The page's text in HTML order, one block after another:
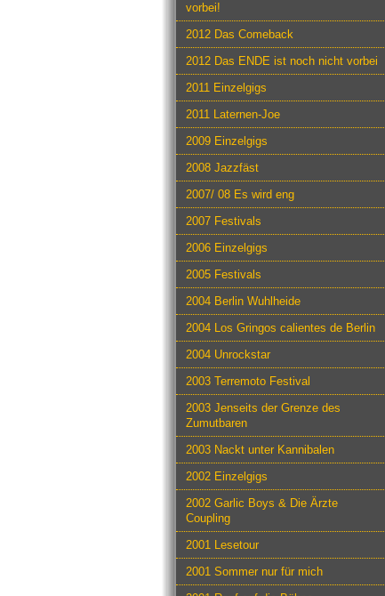
vorbei!
2012 Das Comeback
2012 Das ENDE ist noch nicht vorbei
2011 Einzelgigs
2011 Laternen-Joe
2009 Einzelgigs
2008 Jazzfäst
2007/ 08 Es wird eng
2007 Festivals
2006 Einzelgigs
2005 Festivals
2004 Berlin Wuhlheide
2004 Los Gringos calientes de Berlin
2004 Unrockstar
2003 Terremoto Festival
2003 Jenseits der Grenze des
Zumutbaren
2003 Nackt unter Kannibalen
2002 Einzelgigs
2002 Garlic Boys & Die Ärzte
Coupling
2001 Lesetour
2001 Sommer nur für mich